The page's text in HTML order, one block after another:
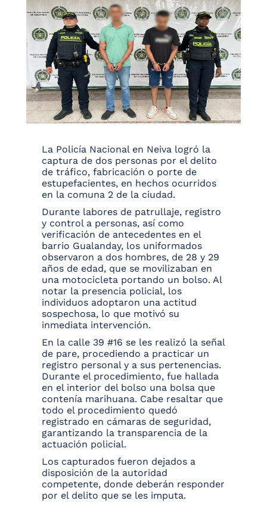
La Policía Nacional en Neiva logró la
captura de dos personas por el delito
de tráfico, fabricación o porte de
estupefacientes, en hechos ocurridos
en la comuna 2 de la ciudad.
Durante labores de patrullaje, registro
y control a personas, así como
verificación de antecedentes en el
barrio Gualanday, los uniformados
observaron a dos hombres, de 28 y 29
años de edad, que se movilizaban en
una motocicleta portando un bolso. Al
notar la presencia policial, los
individuos adoptaron una actitud
sospechosa, lo que motivó su
inmediata intervención.
En la calle 39 #16 se les realizó la señal
de pare, procediendo a practicar un
registro personal y a sus pertenencias.
Durante el procedimiento, fue hallada
en el interior del bolso una bolsa que
contenía marihuana. Cabe resaltar que
todo el procedimiento quedó
registrado en cámaras de seguridad,
garantizando la transparencia de la
actuación policial.
Los capturados fueron dejados a
disposición de la autoridad
competente, donde deberán responder
por el delito que se les imputa.